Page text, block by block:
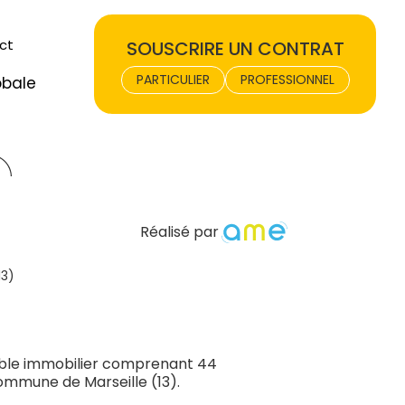
SOUSCRIRE UN CONTRAT
PARTICULIER PROFESSIONNEL
Réalisé par
immobilier comprenant 44
de Marseille (13).